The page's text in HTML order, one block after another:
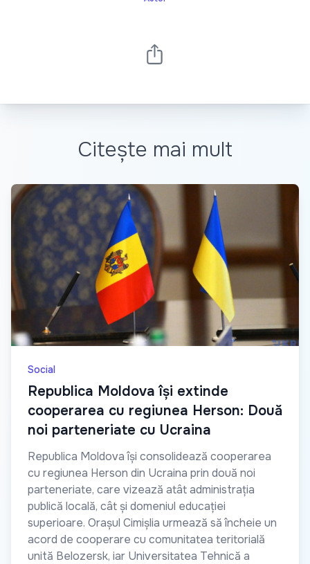
Citește mai mult
Social
Republica Moldova își extinde
cooperarea cu regiunea Herson: Două
noi parteneriate cu Ucraina
Republica Moldova își consolidează cooperarea
cu regiunea Herson din Ucraina prin două noi
parteneriate, care vizează atât administrația
publică locală, cât și domeniul educației
superioare. Orașul Cimișlia urmează să încheie un
acord de cooperare cu comunitatea teritorială
unită Belozersk, iar Universitatea Tehnică a